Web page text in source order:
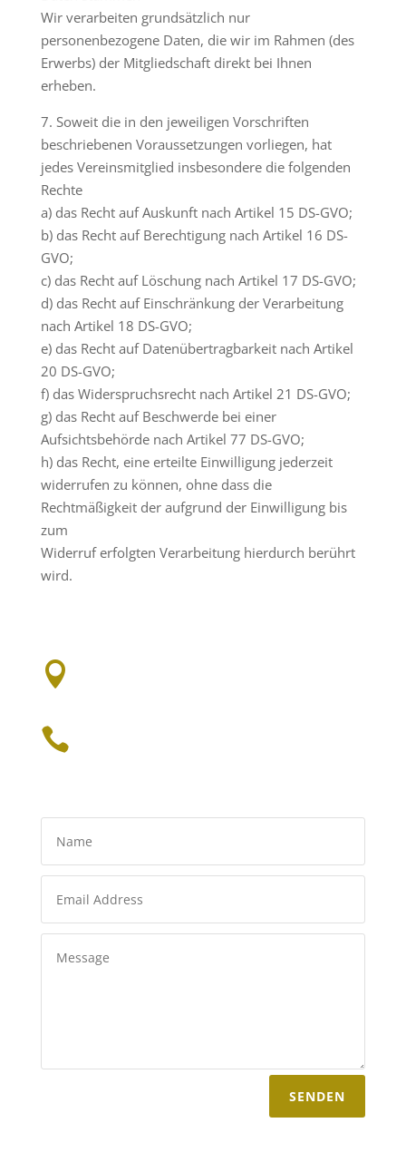
Wir verarbeiten grundsätzlich nur
personenbezogene Daten, die wir im Rahmen (des
Erwerbs) der Mitgliedschaft direkt bei Ihnen
erheben.
7. Soweit die in den jeweiligen Vorschriften
beschriebenen Voraussetzungen vorliegen, hat
jedes Vereinsmitglied insbesondere die folgenden
Rechte
a) das Recht auf Auskunft nach Artikel 15 DS-GVO;
b) das Recht auf Berechtigung nach Artikel 16 DS-
GVO;
c) das Recht auf Löschung nach Artikel 17 DS-GVO;
d) das Recht auf Einschränkung der Verarbeitung
nach Artikel 18 DS-GVO;
e) das Recht auf Datenübertragbarkeit nach Artikel
20 DS-GVO;
f) das Widerspruchsrecht nach Artikel 21 DS-GVO;
g) das Recht auf Beschwerde bei einer
Aufsichtsbehörde nach Artikel 77 DS-GVO;
h) das Recht, eine erteilte Einwilligung jederzeit
widerrufen zu können, ohne dass die
Rechtmäßigkeit der aufgrund der Einwilligung bis
zum
Widerruf erfolgten Verarbeitung hierdurch berührt
wird.


SENDEN